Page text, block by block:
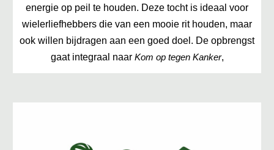
energie op peil te houden. Deze tocht is ideaal voor
wielerliefhebbers die van een mooie rit houden, maar
ook willen bijdragen aan een goed doel. De opbrengst
gaat integraal naar Kom op tegen Kanker,